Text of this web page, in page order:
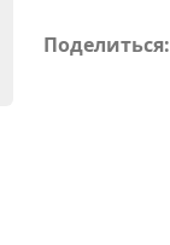
Поделиться: